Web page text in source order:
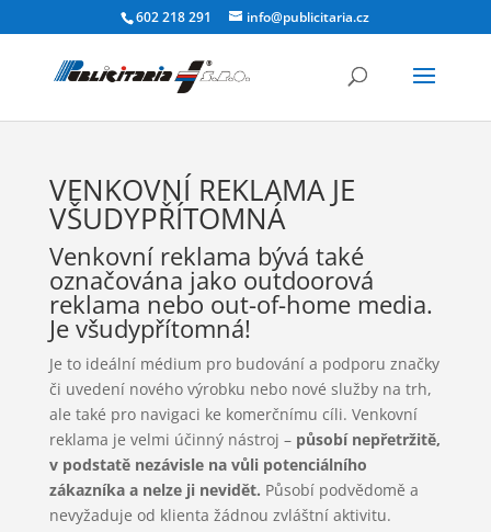
602 218 291 info@publicitaria.cz
VENKOVNÍ REKLAMA JE
VŠUDYPŘÍTOMNÁ
Venkovní reklama bývá také
označována jako outdoorová
reklama nebo out-of-home media.
Je všudypřítomná!
Je to ideální médium pro budování a podporu značky
či uvedení nového výrobku nebo nové služby na trh,
ale také pro navigaci ke komerčnímu cíli. Venkovní
reklama je velmi účinný nástroj –působí nepřetržitě,
v podstatě nezávisle na vůli potenciálního
zákazníka a nelze ji nevidět. Působí podvědomě a
nevyžaduje od klienta žádnou zvláštní aktivitu.